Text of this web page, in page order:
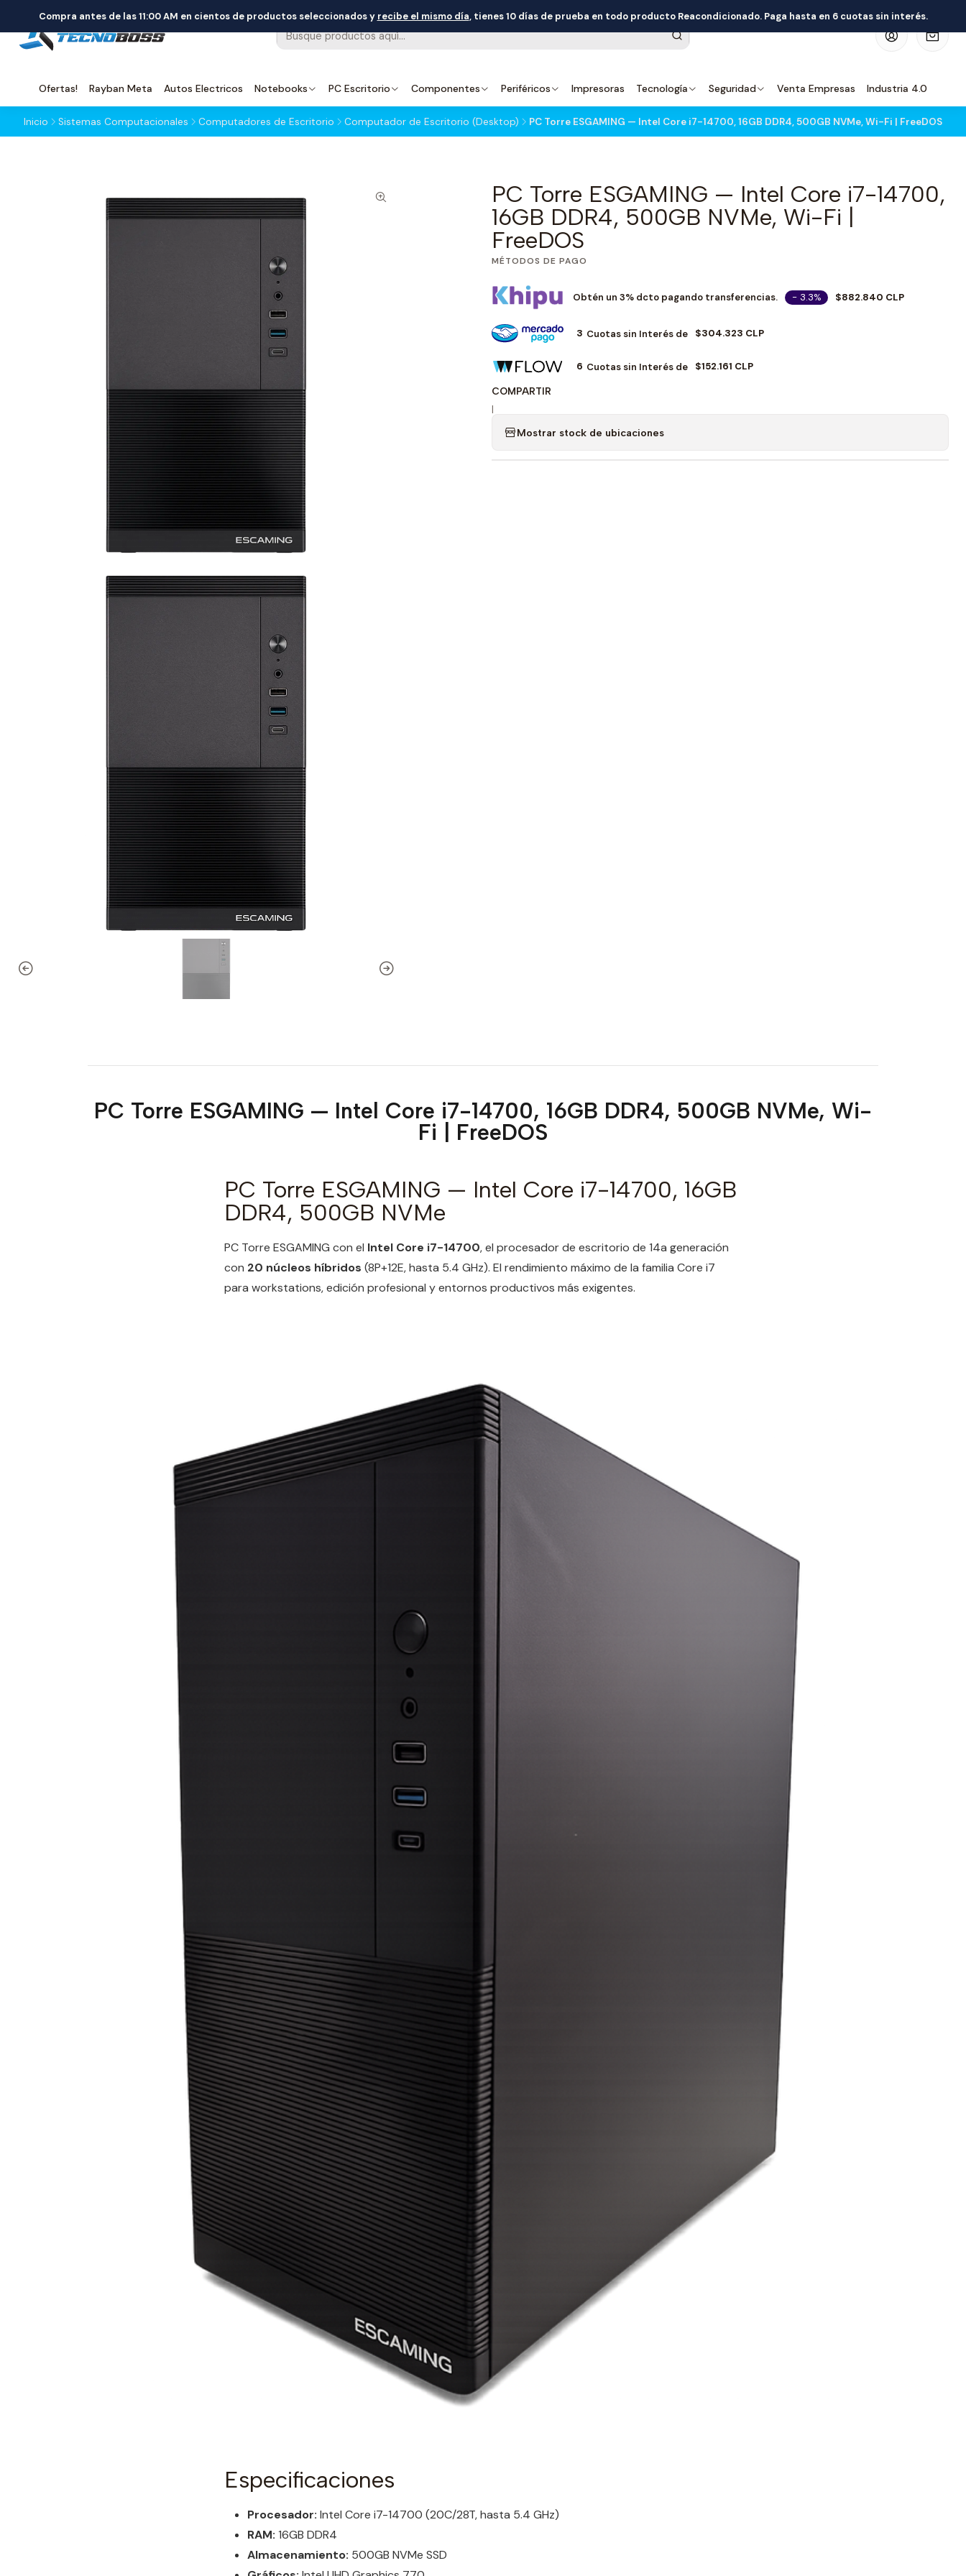
Ofertas! Rayban Meta Autos Electricos Notebooks PC Escritorio Componentes Periféricos Impresoras Tecnología Seguridad Venta Empresas Industria 4.0
Compra antes de las 11:00 AM en cientos de productos seleccionados y recibe el mismo día, tienes 10 días de prueba en todo producto Reacondicionado. Paga hasta en 6 cuotas sin interés.
Inicio Sistemas Computacionales Computadores de Escritorio Computador de Escritorio (Desktop) PC Torre ESGAMING — Intel Core i7-14700, 16GB DDR4, 500GB NVMe, Wi-Fi | FreeDOS
PC Torre ESGAMING — Intel Core i7-14700,
16GB DDR4, 500GB NVMe, Wi-Fi |
FreeDOS
MÉTODOS DE PAGO
Obtén un 3% dcto pagando transferencias. - 3.3% $882.840 CLP
3 Cuotas sin Interés de $304.323 CLP
6 Cuotas sin Interés de $152.161 CLP
COMPARTIR
|
Mostrar stock de ubicaciones
PC Torre ESGAMING — Intel Core i7-14700, 16GB DDR4, 500GB NVMe, Wi-
Fi | FreeDOS
PC Torre ESGAMING — Intel Core i7-14700, 16GB
DDR4, 500GB NVMe
PC Torre ESGAMING con el Intel Core i7-14700, el procesador de escritorio de 14a generación
con 20 núcleos híbridos (8P+12E, hasta 5.4 GHz). El rendimiento máximo de la familia Core i7
para workstations, edición profesional y entornos productivos más exigentes.
Especificaciones
Procesador: Intel Core i7-14700 (20C/28T, hasta 5.4 GHz)
RAM: 16GB DDR4
Almacenamiento: 500GB NVMe SSD